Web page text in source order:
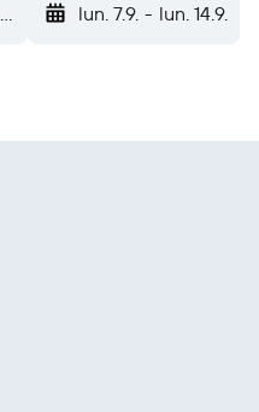
Bohol–Panglao Intl (TAG) lun. 7.9. - lun. 14.9.